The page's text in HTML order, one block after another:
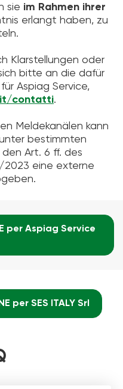
sie im Rahmen ihrer
erlangt haben, zu
Klarstellungen oder
bitte an die dafür
Aspiag Service,
it/contatti.
Meldekanälen kann
bestimmten
Art. 6 ff. des
2023 eine externe
per Aspiag Service
per SES ITALY Srl